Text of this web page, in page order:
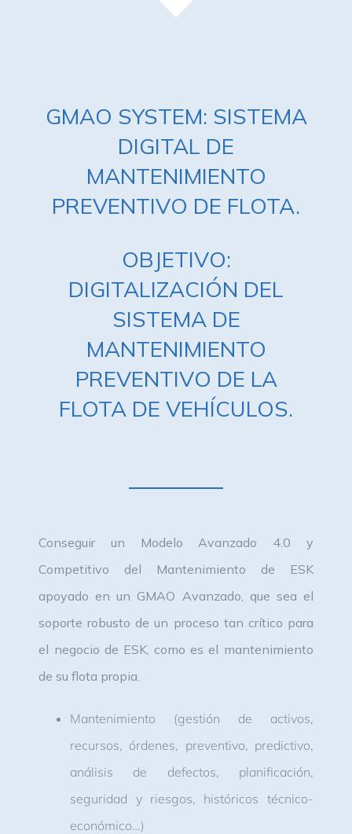
GMAO SYSTEM: SISTEMA
DIGITAL DE
MANTENIMIENTO
PREVENTIVO DE FLOTA.
OBJETIVO:
DIGITALIZACIÓN DEL
SISTEMA DE
MANTENIMIENTO
PREVENTIVO DE LA
FLOTA DE VEHÍCULOS.
Conseguir un Modelo Avanzado 4.0 y
Competitivo del Mantenimiento de ESK
apoyado en un GMAO Avanzado, que sea el
soporte robusto de un proceso tan crítico para
el negocio de ESK, como es el mantenimiento
de su flota propia.
Mantenimiento (gestión de activos,
recursos, órdenes, preventivo, predictivo,
análisis de defectos, planificación,
seguridad y riesgos, históricos técnico-
económico…)